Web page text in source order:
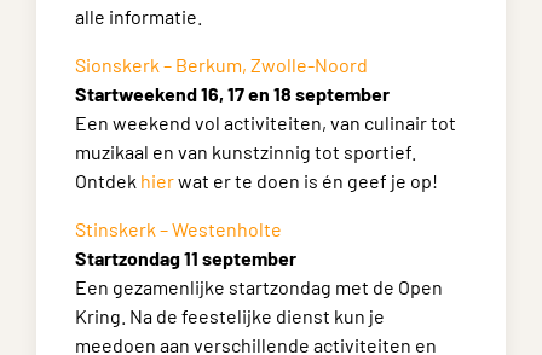
alle informatie.
Sionskerk – Berkum, Zwolle-Noord
Startweekend 16, 17 en 18 september
Een weekend vol activiteiten, van culinair tot
muzikaal en van kunstzinnig tot sportief.
Ontdek hierwat er te doen is én geef je op!
Stinskerk – Westenholte
Startzondag 11 september
Een gezamenlijke startzondag met de Open
Kring. Na de feestelijke dienst kun je
meedoen aan verschillende activiteiten en